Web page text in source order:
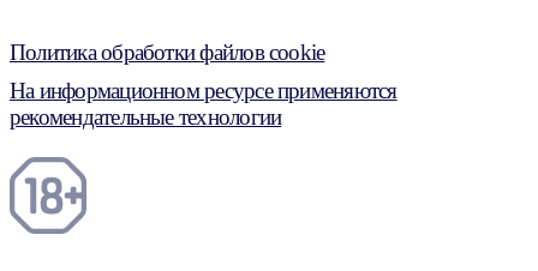
Политика обработки файлов cookie
На информационном ресурсе применяются
рекомендательные технологии